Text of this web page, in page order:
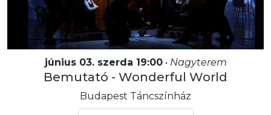
június 03. szerda 19:00• Nagyterem
Bemutató - Wonderful World
Budapest Táncszínház